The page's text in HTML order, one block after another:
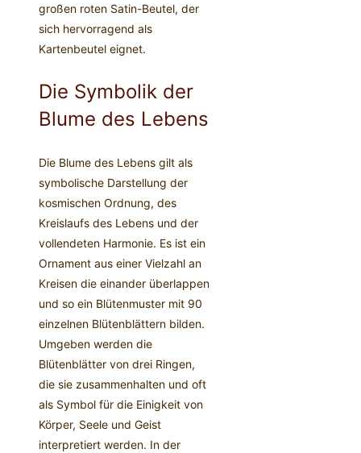
großen roten Satin-Beutel, der
sich hervorragend als
Kartenbeutel eignet.
Die Symbolik der
Blume des Lebens
Die Blume des Lebens gilt als
symbolische Darstellung der
kosmischen Ordnung, des
Kreislaufs des Lebens und der
vollendeten Harmonie. Es ist ein
Ornament aus einer Vielzahl an
Kreisen die einander überlappen
und so ein Blütenmuster mit 90
einzelnen Blütenblättern bilden.
Umgeben werden die
Blütenblätter von drei Ringen,
die sie zusammenhalten und oft
als Symbol für die Einigkeit von
Körper, Seele und Geist
interpretiert werden. In der